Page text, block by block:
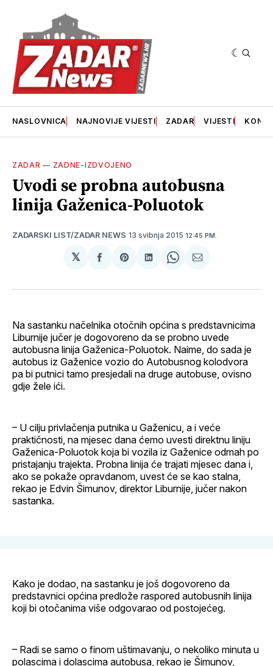
NASLOVNICA NAJNOVIJE VIJESTI ZADAR VIJESTI
ZADAR — ZADNE-IZDVOJENO
Uvodi se probna autobusna
linija Gaženica-Poluotok
ZADARSKI LIST/ZADAR NEWS 13 svibnja 2015 12:45 PM.
𝕏
podijeliSharepodijeliSharepodijeli
Na sastanku načelnika otočnih općina s predstavnicima
Liburnije jučer je dogovoreno da se probno uvede
autobusna linija Gaženica-Poluotok. Naime, do sada je
autobus iz Gaženice vozio do Autobusnog kolodvora
pa bi putnici tamo presjedali na druge autobuse, ovisno
gdje žele ići.
– U cilju privlačenja putnika u Gaženicu, a i veće
praktičnosti, na mjesec dana ćemo uvesti direktnu liniju
Gaženica-Poluotok koja bi vozila iz Gaženice odmah po
pristajanju trajekta. Probna linija će trajati mjesec dana i,
ako se pokaže opravdanom, uvest će se kao stalna,
rekao je Edvin Šimunov, direktor Liburnije, jučer nakon
sastanka.
Kako je dodao, na sastanku je još dogovoreno da
predstavnici općina predlože raspored autobusnih linija
koji bi otočanima više odgovarao od postojećeg.
– Radi se samo o finom uštimavanju, o nekoliko minuta u
polascima i dolascima autobusa, rekao je Šimunov,